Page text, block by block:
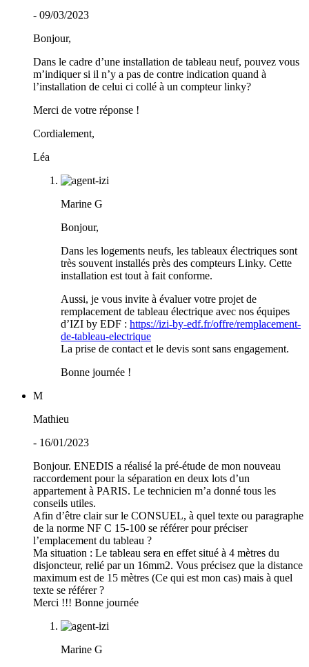
- 09/03/2023
Bonjour,
Dans le cadre d’une installation de tableau neuf, pouvez vous
m’indiquer si il n’y a pas de contre indication quand à
l’installation de celui ci collé à un compteur linky?
Merci de votre réponse !
Cordialement,
Léa
Marine G
Bonjour,
Dans les logements neufs, les tableaux électriques sont
très souvent installés près des compteurs Linky. Cette
installation est tout à fait conforme.
Aussi, je vous invite à évaluer votre projet de
remplacement de tableau électrique avec nos équipes
d’IZI by EDF : https://izi-by-edf.fr/offre/remplacement-
de-tableau-electrique
La prise de contact et le devis sont sans engagement.
Bonne journée !
M
Mathieu
- 16/01/2023
Bonjour. ENEDIS a réalisé la pré-étude de mon nouveau
raccordement pour la séparation en deux lots d’un
appartement à PARIS. Le technicien m’a donné tous les
conseils utiles.
Afin d’être clair sur le CONSUEL, à quel texte ou paragraphe
de la norme NF C 15-100 se référer pour préciser
l’emplacement du tableau ?
Ma situation : Le tableau sera en effet situé à 4 mètres du
disjoncteur, relié par un 16mm2. Vous précisez que la distance
maximum est de 15 mètres (Ce qui est mon cas) mais à quel
texte se référer ?
Merci !!! Bonne journée
Marine G